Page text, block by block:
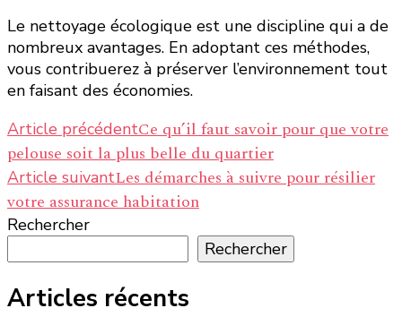
Le nettoyage écologique est une discipline qui a de
nombreux avantages. En adoptant ces méthodes,
vous contribuerez à préserver l’environnement tout
en faisant des économies.
Navigation
d’article
Article précédentCe qu’il faut savoir pour que votre
pelouse soit la plus belle du quartier
Article suivantLes démarches à suivre pour résilier
votre assurance habitation
Rechercher
Rechercher
Articles récents